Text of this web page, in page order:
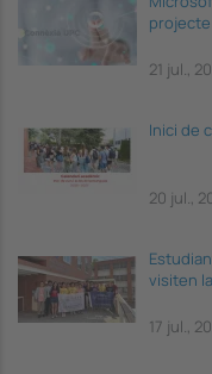
projecte
21 jul.,
Inici de
20 jul.,
visiten
17 jul.,